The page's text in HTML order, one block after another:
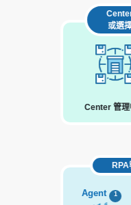
或選
Center 管理
RPA
Agent 1